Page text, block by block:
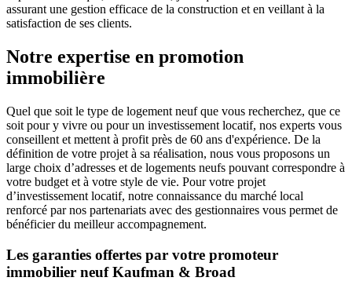
assurant une gestion efficace de la construction et en veillant à la
satisfaction de ses clients.
Notre expertise en promotion
immobilière
Quel que soit le type de logement neuf que vous recherchez, que ce
soit pour y vivre ou pour un investissement locatif, nos experts vous
conseillent et mettent à profit près de 60 ans d'expérience. De la
définition de votre projet à sa réalisation, nous vous proposons un
large choix d’adresses et de logements neufs pouvant correspondre à
votre budget et à votre style de vie. Pour votre projet
d’investissement locatif, notre connaissance du marché local
renforcé par nos partenariats avec des gestionnaires vous permet de
bénéficier du meilleur accompagnement.
Les garanties offertes par votre promoteur
immobilier neuf Kaufman & Broad